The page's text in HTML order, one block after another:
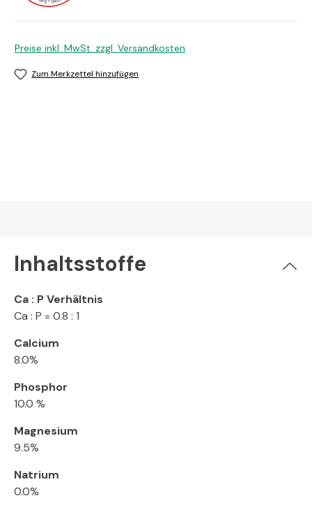
Preise inkl. MwSt. zzgl. Versandkosten
Zum Merkzettel hinzufügen
Inhaltsstoffe
Ca : P Verhältnis
Ca : P = 0.8 : 1
Calcium
8.0%
Phosphor
10.0 %
Magnesium
9.5%
Natrium
0.0%